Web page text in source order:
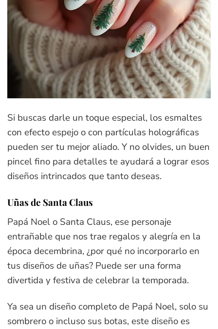
Si buscas darle un toque especial, los esmaltes
con efecto espejo o con partículas holográficas
pueden ser tu mejor aliado. Y no olvides, un buen
pincel fino para detalles te ayudará a lograr esos
diseños intrincados que tanto deseas.
Uñas de Santa Claus
Papá Noel o Santa Claus, ese personaje
entrañable que nos trae regalos y alegría en la
época decembrina, ¿por qué no incorporarlo en
tus diseños de uñas? Puede ser una forma
divertida y festiva de celebrar la temporada.
Ya sea un diseño completo de Papá Noel, solo su
sombrero o incluso sus botas, este diseño es